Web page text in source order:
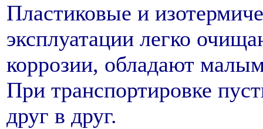
Пластиковые и
эксплуатации легко
коррозии, обладают
При транспортировке
друг в друг.